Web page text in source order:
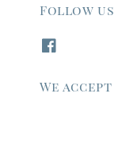
Follow us
We accept